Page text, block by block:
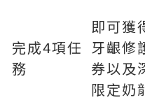
完成4項任
務
即可獲
牙齦修
券以及
限定奶